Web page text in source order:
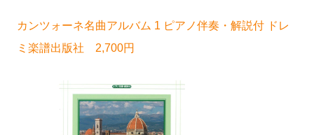
カンツォーネ名曲アルバム 1 ピアノ伴奏・解説付 ドレ
ミ楽譜出版社 2,700円